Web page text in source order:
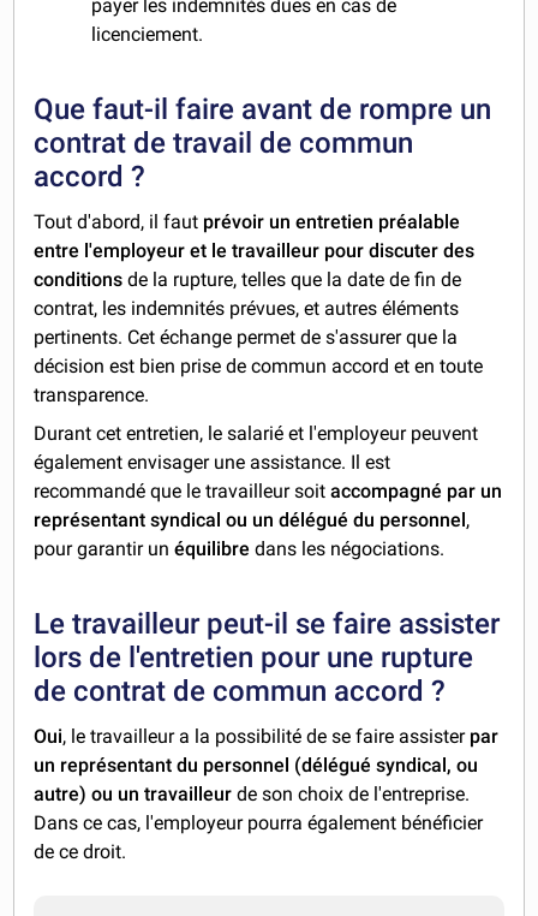
payer les indemnités dues en cas de
licenciement.
Que faut-il faire avant de rompre un
contrat de travail de commun
accord ?
Tout d'abord, il faut prévoir un entretien préalable
entre l'employeur et le travailleur pour discuter des
conditions de la rupture, telles que la date de fin de
contrat, les indemnités prévues, et autres éléments
pertinents. Cet échange permet de s'assurer que la
décision est bien prise de commun accord et en toute
transparence.
Durant cet entretien, le salarié et l'employeur peuvent
également envisager une assistance. Il est
recommandé que le travailleur soitaccompagné par un
représentant syndical ou un délégué du personnel ,
pour garantir unéquilibre dans les négociations.
Le travailleur peut-il se faire assister
lors de l'entretien pour une rupture
de contrat de commun accord ?
Oui, le travailleur a la possibilité de se faire assister par
un représentant du personnel (délégué syndical, ou
autre) ou un travailleur de son choix de l'entreprise.
Dans ce cas, l'employeur pourra également bénéficier
de ce droit.